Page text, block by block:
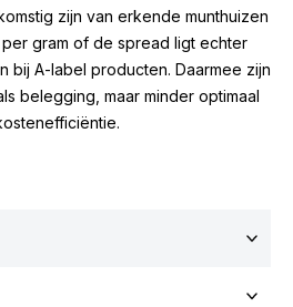
zijn van erkende munthuizen
gram of de spread ligt echter
bij A-label producten. Daarmee zijn
belegging, maar minder optimaal